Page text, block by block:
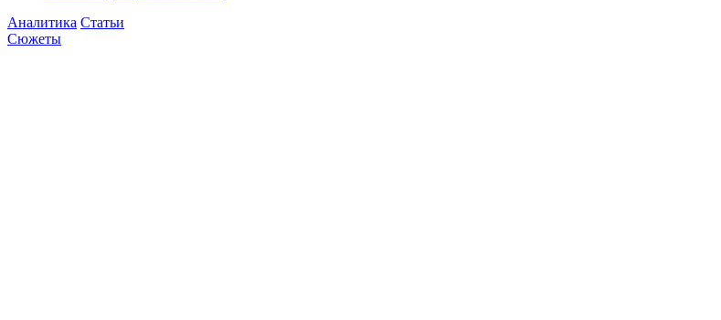
Аналитика Статьи
Сюжеты